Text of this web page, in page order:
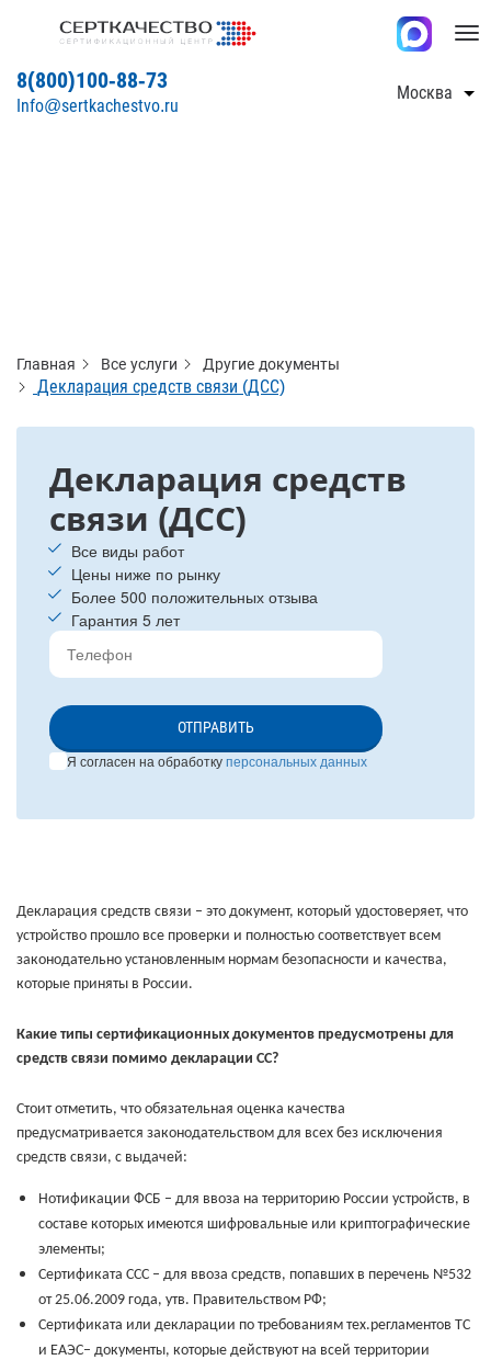
8(800)100-88-73
Info@sertkachestvo.ru
Москва
Главная Все услуги Другие документы
Декларация средств связи (ДСС)
Декларация средств
связи (ДСС)
Все виды работ
Цены ниже по рынку
Более 500 положительных отзыва
Гарантия 5 лет
ОТПРАВИТЬ
Я согласен на обработкуперсональных данных
Декларация средств связи – это документ, который удостоверяет, что
устройство прошло все проверки и полностью соответствует всем
законодательно установленным нормам безопасности и качества,
которые приняты в России.
Какие типы сертификационных документов предусмотрены для
средств связи помимо декларации СС?
Стоит отметить, что обязательная оценка качества
предусматривается законодательством для всех без исключения
средств связи, с выдачей:
Нотификации ФСБ – для ввоза на территорию России устройств, в
составе которых имеются шифровальные или криптографические
элементы;
Сертификата ССС – для ввоза средств, попавших в перечень №532
от 25.06.2009 года, утв. Правительством РФ;
Сертификата или декларации по требованиям тех.регламентов ТС
и ЕАЭС– документы, которые действуют на всей территории